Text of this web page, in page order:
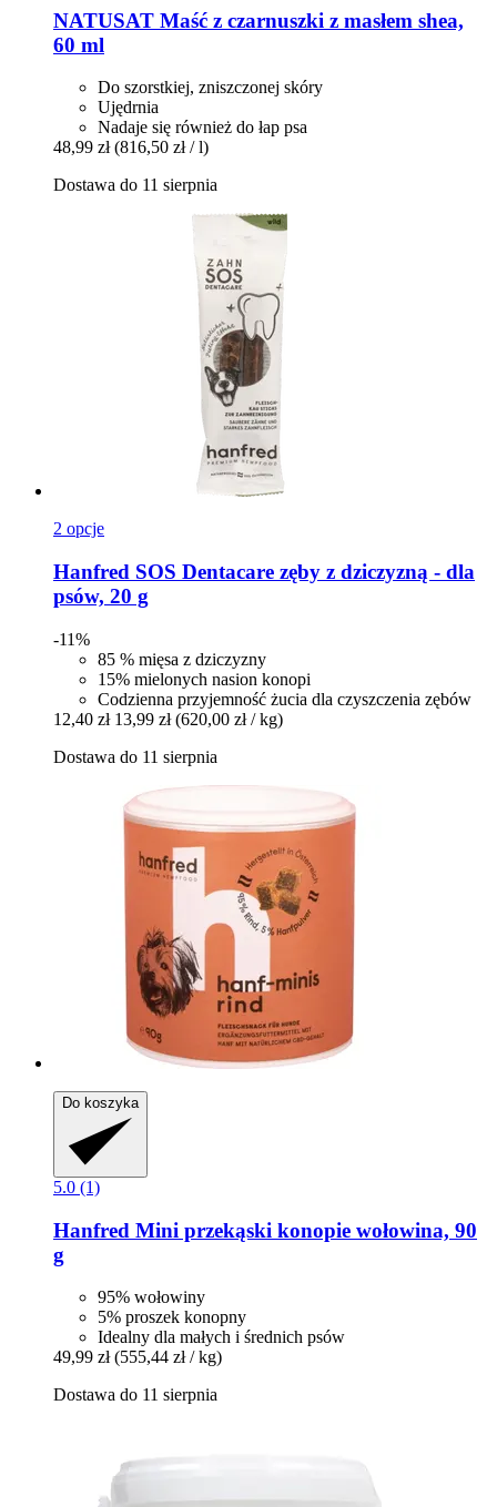
NATUSAT Maść z czarnuszki z masłem shea,
60 ml
Do szorstkiej, zniszczonej skóry
Ujędrnia
Nadaje się również do łap psa
48,99 zł (816,50 zł / l)
Dostawa do 11 sierpnia
2 opcje
Hanfred SOS Dentacare zęby z dziczyzną -​ dla
psów, 20 g
-11%
85 % mięsa z dziczyzny
15% mielonych nasion konopi
Codzienna przyjemność żucia dla czyszczenia zębów
12,40 zł 13,99 zł (620,00 zł / kg)
Dostawa do 11 sierpnia
Do koszyka
5.0 (1)
Hanfred Mini przekąski konopie wołowina, 90
g
95% wołowiny
5% proszek konopny
Idealny dla małych i średnich psów
49,99 zł (555,44 zł / kg)
Dostawa do 11 sierpnia